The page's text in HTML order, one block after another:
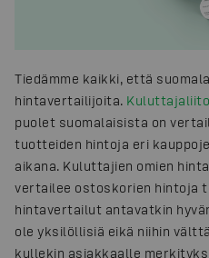
Tiedämme kaikki, että
hintavertailijoita.
puolet suomalaisista on
tuotteiden hintoja eri
aikana. Kuluttajien omien
vertailee ostoskorien hintoja
hintavertailut antavatkin
ole yksilöllisiä eikä niihin
kullekin asiakkaalle